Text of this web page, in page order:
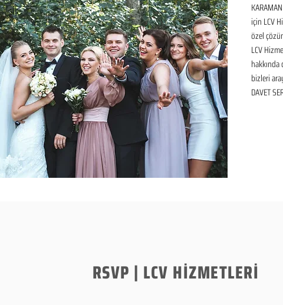
için LCV
özel
LCV
bizleri
DAVET
RSVP | LCV HİZMETLERİ